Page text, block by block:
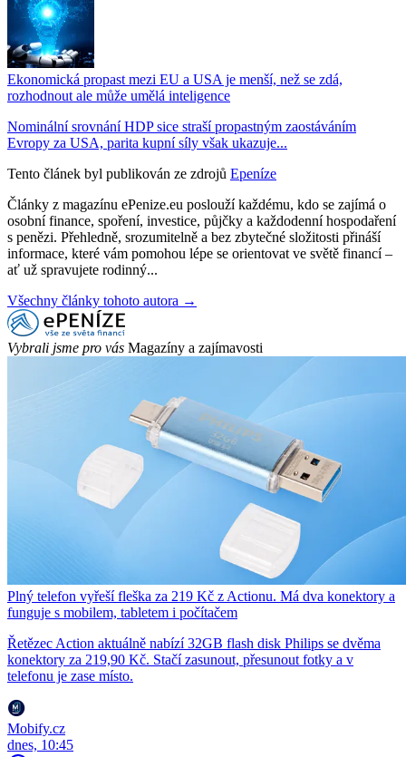
Ekonomická propast mezi EU a USA je menší, než se zdá,
rozhodnout ale může umělá inteligence
Nominální srovnání HDP sice straší propastným zaostáváním
Evropy za USA, parita kupní síly však ukazuje...
Tento článek byl publikován ze zdrojů Epeníze
Články z magazínu ePenize.eu poslouží každému, kdo se zajímá o
osobní finance, spoření, investice, půjčky a každodenní hospodaření
s penězi. Přehledně, srozumitelně a bez zbytečné složitosti přináší
informace, které vám pomohou lépe se orientovat ve světě financí –
ať už spravujete rodinný...
Všechny články tohoto autora →
Vybrali jsme pro vás Magazíny a zajímavosti
Plný telefon vyřeší fleška za 219 Kč z Actionu. Má dva konektory a
funguje s mobilem, tabletem i počítačem
Řetězec Action aktuálně nabízí 32GB flash disk Philips se dvěma
konektory za 219,90 Kč. Stačí zasunout, přesunout fotky a v
telefonu je zase místo.
Mobify.cz
dnes, 10:45